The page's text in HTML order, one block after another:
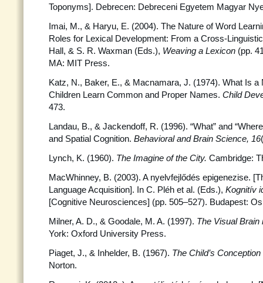
Toponyms]. Debrecen: Debreceni Egyetem Magyar
Imai, M., & Haryu, E. (2004). The Nature of Word
Roles for Lexical Development: From a Cross-
Hall, & S. R. Waxman (Eds.), Weaving a Lexicon (pp.
MA: MIT Press.
Katz, N., Baker, E., & Macnamara, J. (1974). What Is a
Children Learn Common and Proper Names. Child
473.
Landau, B., & Jackendoff, R. (1996). “What” and
and Spatial Cognition. Behavioral and Brain Science, 16
Lynch, K. (1960). The Imagine of the City. Cambridge:
MacWhinney, B. (2003). A nyelvfejlődés epigenezise.
Language Acquisition]. In C. Pléh et al. (Eds.), Kognitív
[Cognitive Neurosciences] (pp. 505–527). Budapest:
Milner, A. D., & Goodale, M. A. (1997). The Visual
York: Oxford University Press.
Piaget, J., & Inhelder, B. (1967). The Child’s
Norton.